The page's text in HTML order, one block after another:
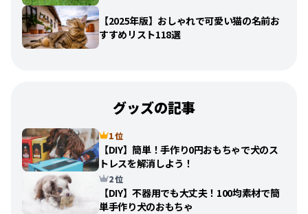
【2025年版】おしゃれで可愛い猫の名前お
すすめリスト118選
グッズの記事
1 位
【DIY】簡単！手作り0円おもちゃで犬のス
トレスを解消しよう！
2 位
【DIY】不器用でも大丈夫！100均素材で簡
単手作り犬のおもちゃ